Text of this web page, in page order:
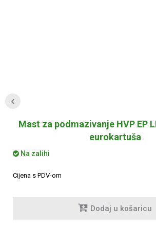
Mast za podmazivanje HVP EP
eurokartuša
Na zalihi
Cijena s PDV-om
Dodaj u košaricu